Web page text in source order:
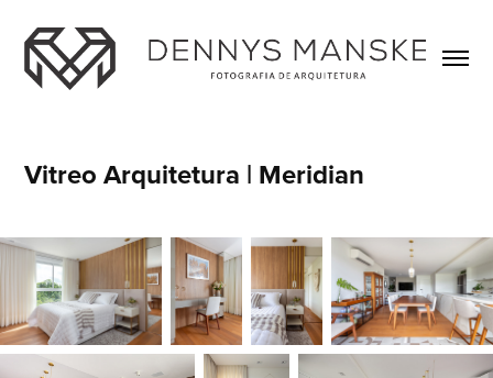
Vitreo Arquitetura | Meridian